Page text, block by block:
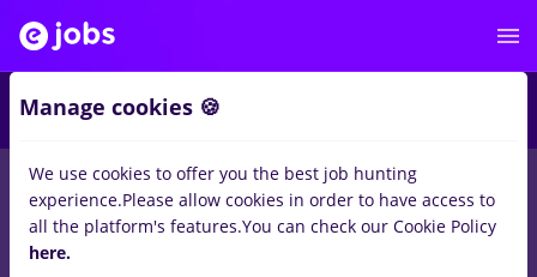
Manage cookies 🍪
We use cookies to offer you the best job hunting
experience.Please allow cookies in order to have access to
all the platform's features.You can check our Cookie Policy
here.